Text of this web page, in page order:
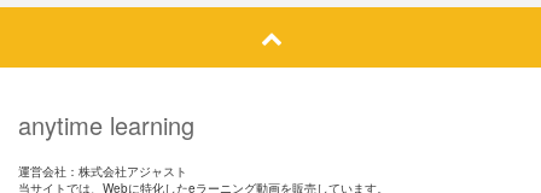
anytime learning
運営会社：株式会社アジャスト
当サイトでは、Webに特化したeラーニング動画を販売しています。